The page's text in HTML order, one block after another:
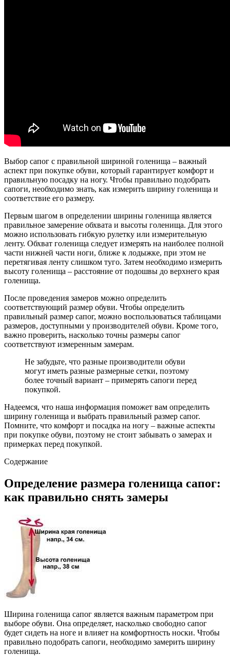
Выбор сапог с правильной шириной голенища – важный
аспект при покупке обуви, который гарантирует комфорт и
правильную посадку на ногу. Чтобы правильно подобрать
сапоги, необходимо знать, как измерить ширину голенища и
соответствие его размеру.
Первым шагом в определении ширины голенища является
правильное замерение обхвата и высоты голенища. Для этого
можно использовать гибкую рулетку или измерительную
ленту. Обхват голенища следует измерять на наиболее полной
части нижней части ноги, ближе к лодыжке, при этом не
перетягивая ленту слишком туго. Затем необходимо измерить
высоту голенища – расстояние от подошвы до верхнего края
голенища.
После проведения замеров можно определить
соответствующий размер обуви. Чтобы определить
правильный размер сапог, можно воспользоваться таблицами
размеров, доступными у производителей обуви. Кроме того,
важно проверить, насколько точны размеры сапог
соответствуют измеренным замерам.
Не забудьте, что разные производители обуви
могут иметь разные размерные сетки, поэтому
более точный вариант – примерять сапоги перед
покупкой.
Надеемся, что наша информация поможет вам определить
ширину голенища и выбрать правильный размер сапог.
Помните, что комфорт и посадка на ногу – важные аспекты
при покупке обуви, поэтому не стоит забывать о замерах и
примерках перед покупкой.
Содержание
Определение размера голенища сапог:
как правильно снять замеры
Ширина голенища сапог является важным параметром при
выборе обуви. Она определяет, насколько свободно сапог
будет сидеть на ноге и влияет на комфортность носки. Чтобы
правильно подобрать сапоги, необходимо замерить ширину
голенища.